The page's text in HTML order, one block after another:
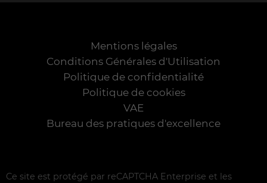
Mentions légales
Conditions Générales d'Utilisation
Politique de confidentialité
Politique de cookies
VAE
Bureau des pratiques d'excellence
Ce site est protégé par reCAPTCHA Enterprise et les